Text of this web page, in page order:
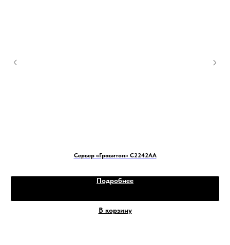
Сервер «Гравитон» С2242AА
Подробнее
В корзину
ведущих маркетплейсах Wildberries и
счет. Бонусы начисляются за покупки и
использовать для оплаты до 99%